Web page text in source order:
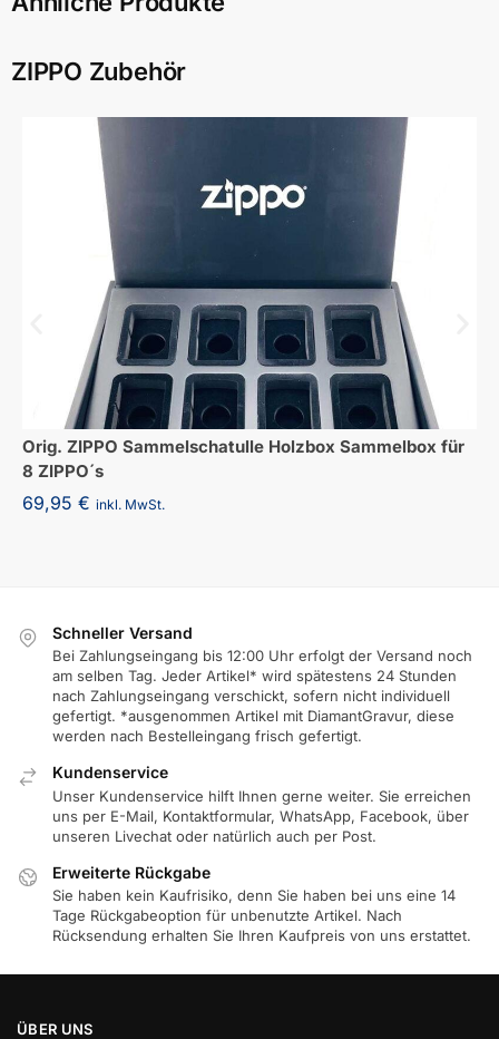
ZIPPO Zubehör
Orig. ZIPPO Sammelschatulle Holzbox Sammelbox für
8 ZIPPO´s
69,95 € inkl. MwSt.
Schneller Versand
Bei Zahlungseingang bis 12:00 Uhr erfolgt der Versand noch
am selben Tag. Jeder Artikel* wird spätestens 24 Stunden
nach Zahlungseingang verschickt, sofern nicht individuell
gefertigt. *ausgenommen Artikel mit DiamantGravur, diese
werden nach Bestelleingang frisch gefertigt.
Kundenservice
Unser Kundenservice hilft Ihnen gerne weiter. Sie erreichen
uns per E-Mail, Kontaktformular, WhatsApp, Facebook, über
unseren Livechat oder natürlich auch per Post.
Erweiterte Rückgabe
Sie haben kein Kaufrisiko, denn Sie haben bei uns eine 14
Tage Rückgabeoption für unbenutzte Artikel. Nach
Rücksendung erhalten Sie Ihren Kaufpreis von uns erstattet.
ÜBER UNS